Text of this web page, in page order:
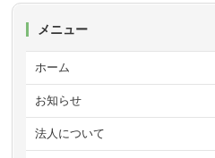
メニュー
ホーム
お知らせ
法人について